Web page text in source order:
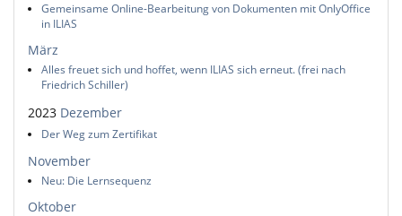
Gemeinsame Online-Bearbeitung von Dokumenten mit OnlyOffice
in ILIAS
März
Alles freuet sich und hoffet, wenn ILIAS sich erneut. (frei nach
Friedrich Schiller)
2023 Dezember
Der Weg zum Zertifikat
November
Neu: Die Lernsequenz
Oktober